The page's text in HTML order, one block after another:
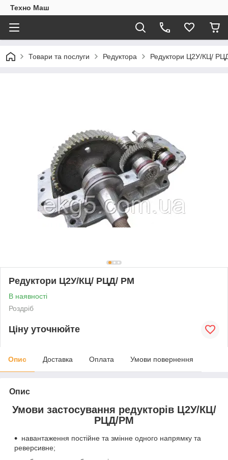
Техно Маш
Товари та послуги Редуктора Редуктори Ц2У/КЦ/
Редуктори Ц2У/КЦ/ РЦД/ РМ
В наявності
Роздріб
Ціну уточнюйте
Опис Доставка Оплата Умови повернення
Опис
Умови застосування редукторів Ц2У/КЦ/
РЦД/РМ
навантаження постійне та змінне одного напрямку та
реверсивне;